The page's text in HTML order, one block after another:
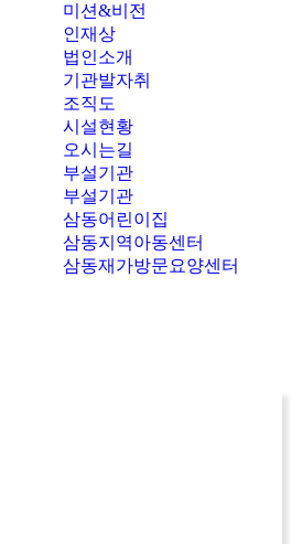
미션&비전
인재상
법인소개
기관발자취
조직도
시설현황
오시는길
부설기관
부설기관
삼동어린이집
삼동지역아동센터
삼동재가방문요양센터